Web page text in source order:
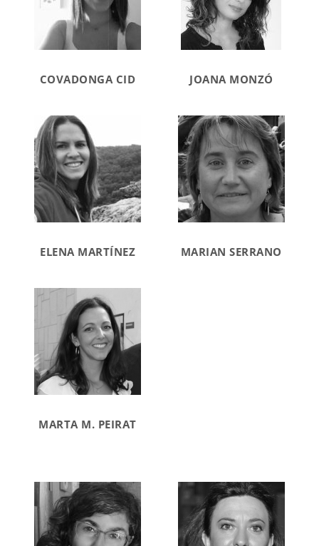
COVADONGA CID JOANA MONZÓ
ELENA MARTÍNEZ MARIAN SERRANO
MARTA M. PEIRAT